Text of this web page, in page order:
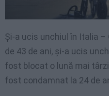
Și-a ucis unchiul în Italia
de 43 de ani, și-a ucis
fost blocat o lună mai
fost condamnat la 24 de